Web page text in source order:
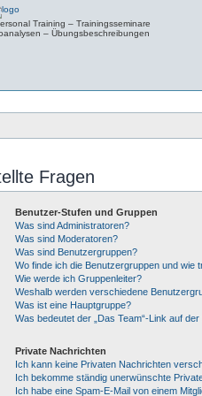
Training – Trainingsseminare
– Übungsbeschreibungen
Fragen
Benutzer-Stufen und Gruppen
Was sind Administratoren?
Was sind Moderatoren?
Was sind Benutzergruppen?
Wo finde ich die Benutzergruppen und wie
Wie werde ich Gruppenleiter?
Weshalb werden verschiedene
Was ist eine Hauptgruppe?
Was bedeutet der „Das Team“-Link auf
Private Nachrichten
Ich kann keine Privaten Nachrichten
Ich bekomme ständig unerwünschte
Ich habe eine Spam-E-Mail von einem